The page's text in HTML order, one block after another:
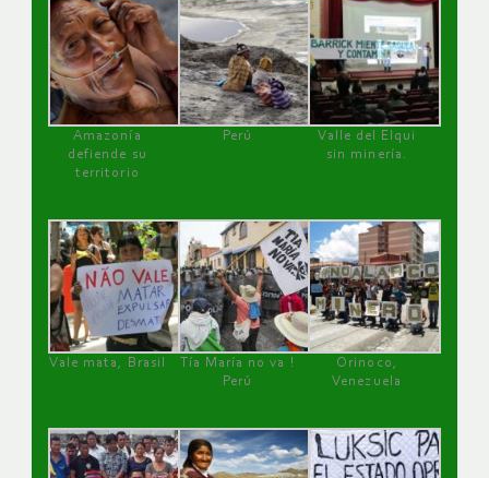
Amazonía
defiende su
territorio
Perú
Valle del Elqui
sin minería.
Vale mata, Brasil
Tía María no va !
Perú
Orinoco,
Venezuela